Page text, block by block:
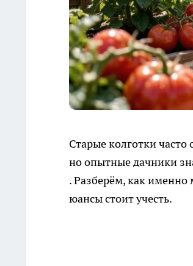
Старые колготки
но опытные дачники
. Разберём, как именно
юансы стоит учесть.